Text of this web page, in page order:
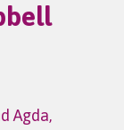
Agda,